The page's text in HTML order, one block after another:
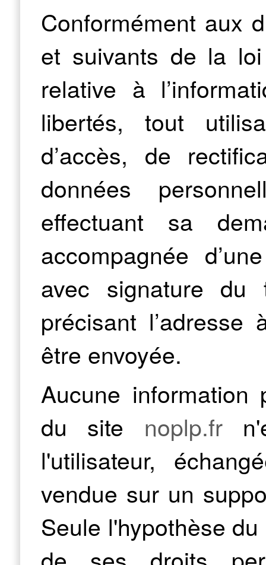
Conformément aux
et suivants de la
relative à
libertés, tout
d’accès, de
données
effectuant sa
accompagnée
avec signature
précisant
être envoyée.
Aucune information
du site noplp.fr
l'utilisateur,
vendue sur un
Seule l'hypothèse